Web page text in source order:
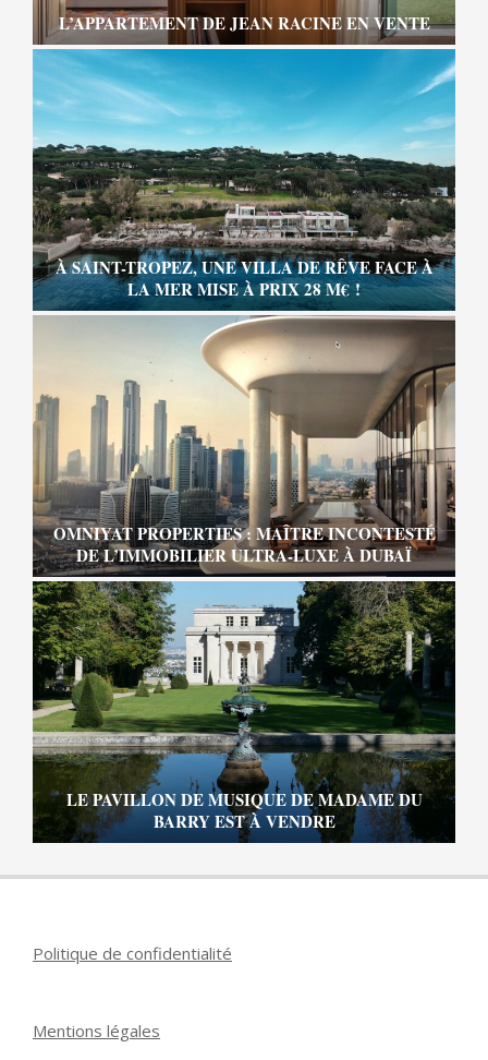
L’APPARTEMENT DE JEAN RACINE EN VENTE
À SAINT-TROPEZ, UNE VILLA DE RÊVE FACE À
LA MER MISE À PRIX 28 M€ !
OMNIYAT PROPERTIES : MAÎTRE INCONTESTÉ
DE L’IMMOBILIER ULTRA-LUXE À DUBAÏ
LE PAVILLON DE MUSIQUE DE MADAME DU
BARRY EST À VENDRE
Politique de confidentialité
Mentions légales